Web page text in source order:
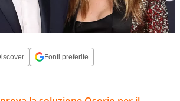
Fonti preferite